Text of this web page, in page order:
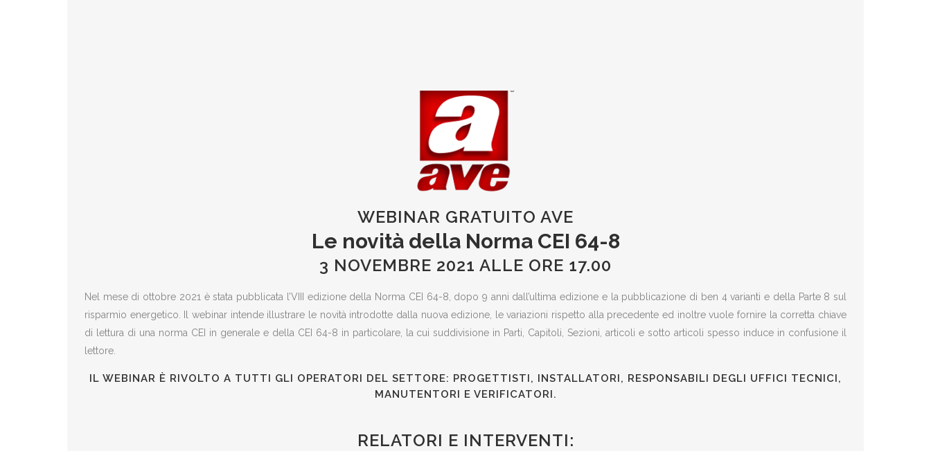
WEBINAR GRATUITO AVE
Le novità della Norma CEI 64-8
3 NOVEMBRE 2021 ALLE ORE 17.00
Nel mese di ottobre 2021 è stata pubblicata l’VIII edizione della Norma CEI 64-8, dopo 9 anni dall’ultima edizione e la pubblicazione di ben 4 varianti e della Parte 8 sul
risparmio energetico. Il webinar intende illustrare le novità introdotte dalla nuova edizione, le variazioni rispetto alla precedente ed inoltre vuole fornire la corretta chiave
di lettura di una norma CEI in generale e della CEI 64-8 in particolare, la cui suddivisione in Parti, Capitoli, Sezioni, articoli e sotto articoli spesso induce in confusione il
lettore.
IL WEBINAR È RIVOLTO A TUTTI GLI OPERATORI DEL SETTORE: PROGETTISTI, INSTALLATORI, RESPONSABILI DEGLI UFFICI TECNICI,
MANUTENTORI E VERIFICATORI.
RELATORI E INTERVENTI: